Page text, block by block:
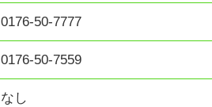
0176-50-7777
0176-50-7559
なし